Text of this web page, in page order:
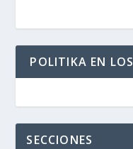
POLITIKA EN
SECCIONES